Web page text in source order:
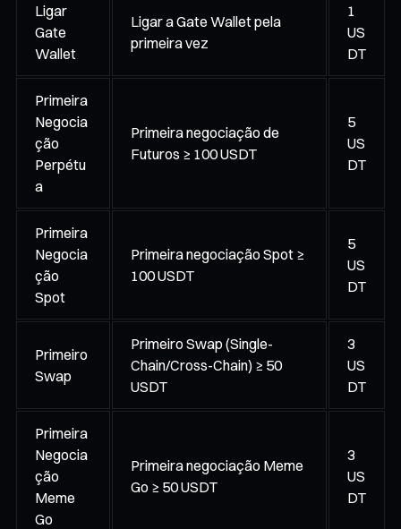
Ligar
Gate
Wallet
Ligar a Gate Wallet pela
primeira vez
1
US
DT
Primeira
Negocia
ção
Perpétu
a
Primeira negociação de
Futuros ≥ 100 USDT
5
US
DT
Primeira
Negocia
ção
Spot
Primeira negociação Spot ≥
100 USDT
5
US
DT
Primeiro
Swap
Primeiro Swap (Single-
Chain/Cross-Chain) ≥ 50
USDT
3
US
DT
Primeira
Negocia
ção
Meme
Go
Primeira negociação Meme
Go ≥ 50 USDT
3
US
DT